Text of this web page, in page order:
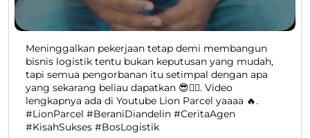
Meninggalkan pekerjaan tetap demi membangun
bisnis logistik tentu bukan keputusan yang mudah,
tapi semua pengorbanan itu setimpal dengan apa
yang sekarang beliau dapatkan 😎👍🏻. Video
lengkapnya ada di Youtube Lion Parcel yaaaa 🔥.
#LionParcel #BeraniDiandelin #CeritaAgen
#KisahSukses #BosLogistik